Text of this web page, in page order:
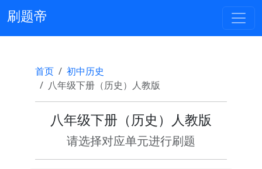
刷题帝
首页
初中历史
八年级下册（历史）人教版
八年级下册（历史）人教版
请选择对应单元进行刷题